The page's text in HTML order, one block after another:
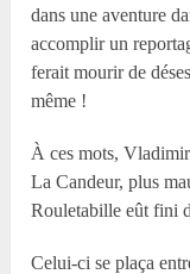
dans une aventure
accomplir un
ferait mourir de
même !
À ces mots,
La Candeur, plus
Rouletabille eût fini
Celui-ci se plaça